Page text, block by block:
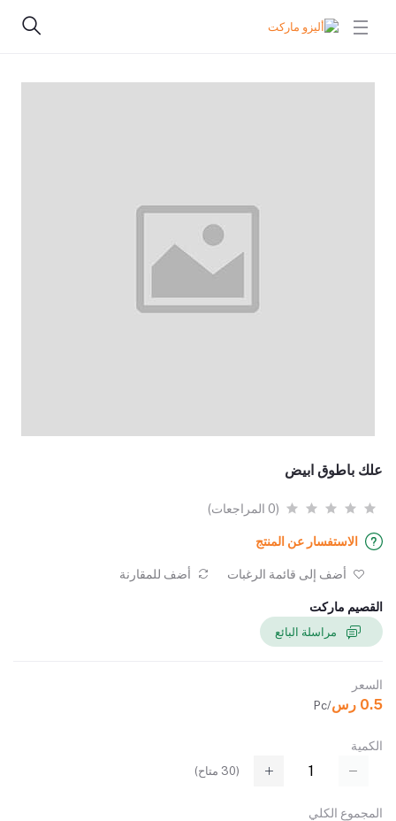
علك باطوق ابيض
(0 المراجعات)
الاستفسار عن المنتج
أضف إلى قائمة الرغبات أضف للمقارنة
القصيم ماركت
السعر
0.5 رس /Pc
الكمية
(
30 متاح)
المجموع الكلي